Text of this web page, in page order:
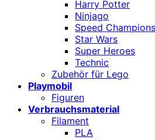
Harry Potter
Ninjago
Speed Champions
Star Wars
Super Heroes
Technic
Zubehör für Lego
Playmobil
Figuren
Verbrauchsmaterial
Filament
PLA